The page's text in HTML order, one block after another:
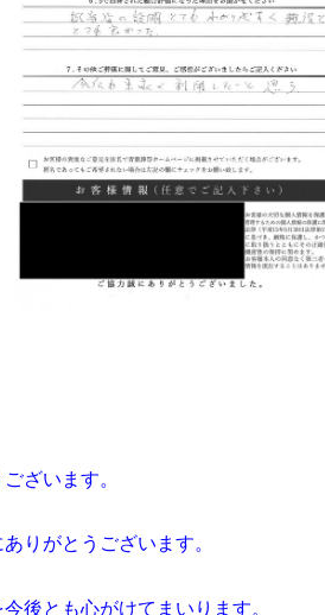
ざいます。
りがとうございます。
後とも心がけてまいります。